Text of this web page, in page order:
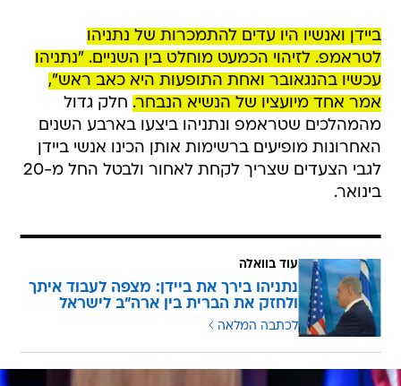
ביידן ואנשיו היו עדים להתמכרות של נתניהו
לטראמפ. לזיהוי הכמעט מוחלט בין השניים. "נתניהו
עכשיו בהנגאובר ואחת התופעות היא כאב ראש",
אמר אחד מיועציו של הנשיא הנבחר. חלק גדול
מהמהלכים שטראמפ ונתניהו ביצעו בארבע השנים
האחרונות מופיעים ברשימות אותן הכינו אנשי ביידן
לגבי הצעדים שצריך לקחת לאחור ולבטל החל מ-20
בינואר.
עוד בוואלה
נתניהו בירך את ביידן: מצפה לעבוד איתך
ולחזק את הברית בין ארה"ב לישראל
לכתבה המלאה